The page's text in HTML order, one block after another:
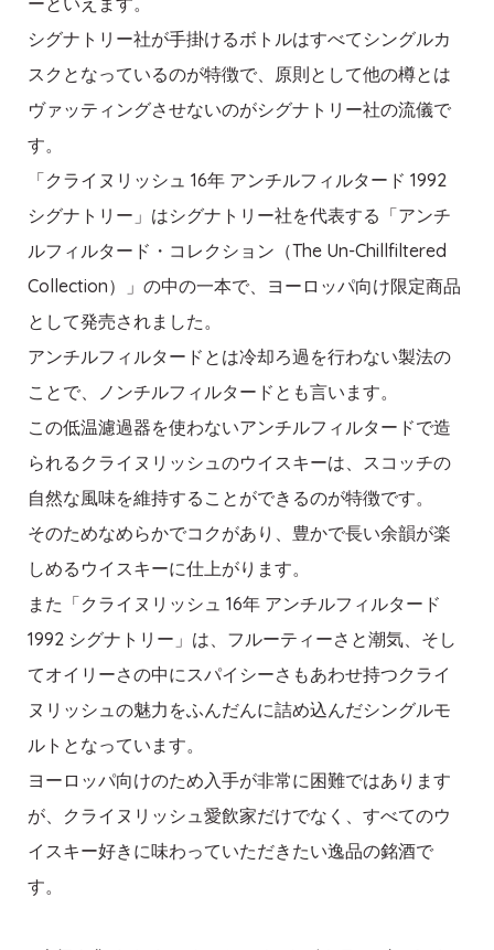
シグナトリー社が手掛けるボトルはすべてシングルカ
スクとなっているのが特徴で、原則として他の樽とは
ヴァッティングさせないのがシグナトリー社の流儀で
す。
「クライヌリッシュ 16年 アンチルフィルタード 1992
シグナトリー」はシグナトリー社を代表する「アンチ
ルフィルタード・コレクション（The Un-Chillfiltered
Collection）」の中の一本で、ヨーロッパ向け限定商品
として発売されました。
アンチルフィルタードとは冷却ろ過を行わない製法の
ことで、ノンチルフィルタードとも言います。
この低温濾過器を使わないアンチルフィルタードで造
られるクライヌリッシュのウイスキーは、スコッチの
自然な風味を維持することができるのが特徴です。
そのためなめらかでコクがあり、豊かで長い余韻が楽
しめるウイスキーに仕上がります。
また「クライヌリッシュ 16年 アンチルフィルタード
1992 シグナトリー」は、フルーティーさと潮気、そし
てオイリーさの中にスパイシーさもあわせ持つクライ
ヌリッシュの魅力をふんだんに詰め込んだシングルモ
ルトとなっています。
ヨーロッパ向けのため入手が非常に困難ではあります
が、クライヌリッシュ愛飲家だけでなく、すべてのウ
イスキー好きに味わっていただきたい逸品の銘酒で
す。